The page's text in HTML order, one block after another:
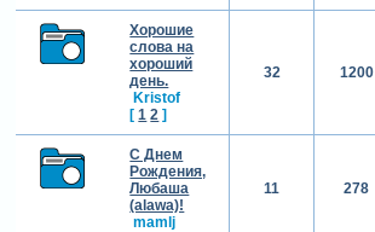
Хорошие
слова на
хороший
день.
Kristof
[ 1 2 ]
32 1200
С Днем
Рождения,
Любаша
(alawa)!
mamlj
11 278